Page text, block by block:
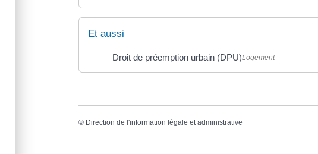
Et aussi
Droit de préemption urbain (DPU)Logement
© Direction de l'information légale et administrative